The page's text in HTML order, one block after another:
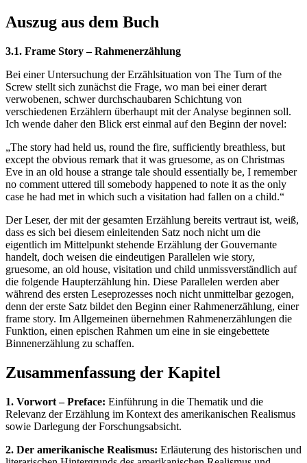
Auszug aus dem Buch
3.1. Frame Story – Rahmenerzählung
Bei einer Untersuchung der Erzählsituation von The Turn of the
Screw stellt sich zunächst die Frage, wo man bei einer derart
verwobenen, schwer durchschaubaren Schichtung von
verschiedenen Erzählern überhaupt mit der Analyse beginnen soll.
Ich wende daher den Blick erst einmal auf den Beginn der novel:
„The story had held us, round the fire, sufficiently breathless, but
except the obvious remark that it was gruesome, as on Christmas
Eve in an old house a strange tale should essentially be, I remember
no comment uttered till somebody happened to note it as the only
case he had met in which such a visitation had fallen on a child.“
Der Leser, der mit der gesamten Erzählung bereits vertraut ist, weiß,
dass es sich bei diesem einleitenden Satz noch nicht um die
eigentlich im Mittelpunkt stehende Erzählung der Gouvernante
handelt, doch weisen die eindeutigen Parallelen wie story,
gruesome, an old house, visitation und child unmissverständlich auf
die folgende Haupterzählung hin. Diese Parallelen werden aber
während des ersten Leseprozesses noch nicht unmittelbar gezogen,
denn der erste Satz bildet den Beginn einer Rahmenerzählung, einer
frame story. Im Allgemeinen übernehmen Rahmenerzählungen die
Funktion, einen epischen Rahmen um eine in sie eingebettete
Binnenerzählung zu schaffen.
Zusammenfassung der Kapitel
1. Vorwort – Preface: Einführung in die Thematik und die
Relevanz der Erzählung im Kontext des amerikanischen Realismus
sowie Darlegung der Forschungsabsicht.
2. Der amerikanische Realismus: Erläuterung des historischen und